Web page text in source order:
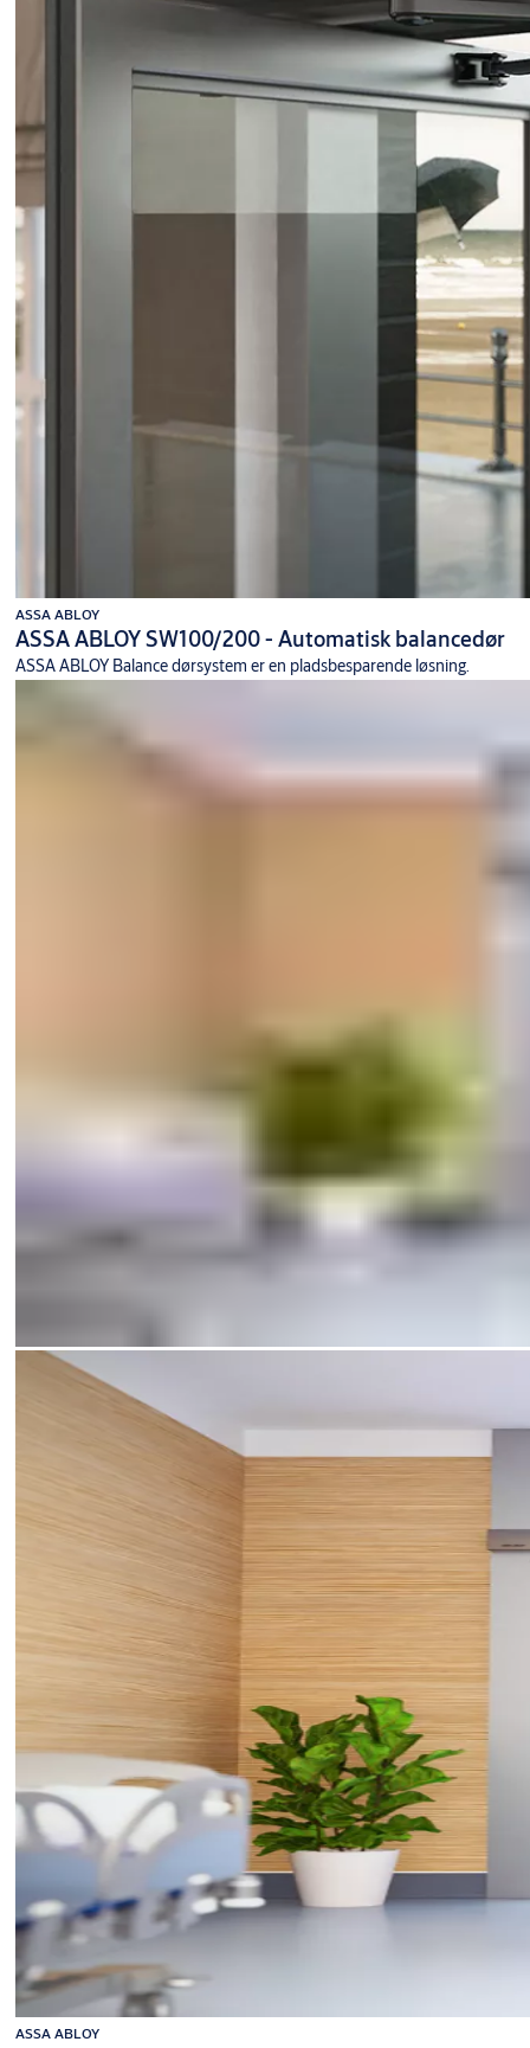
ASSA ABLOY
ASSA ABLOY SW100/200 - Automatisk balancedør
ASSA ABLOY Balance dørsystem er en pladsbesparende løsning.
ASSA ABLOY